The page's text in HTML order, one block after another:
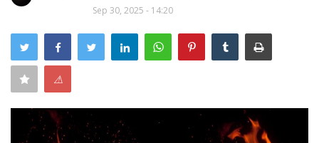
Warkop Digital
Pelanggaran
Ketertiban
Sep 30, 2025 - 14:20
⚠